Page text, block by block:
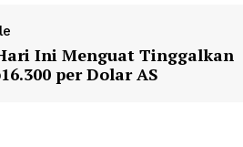
Ini Menguat Tinggalkan
per Dolar AS